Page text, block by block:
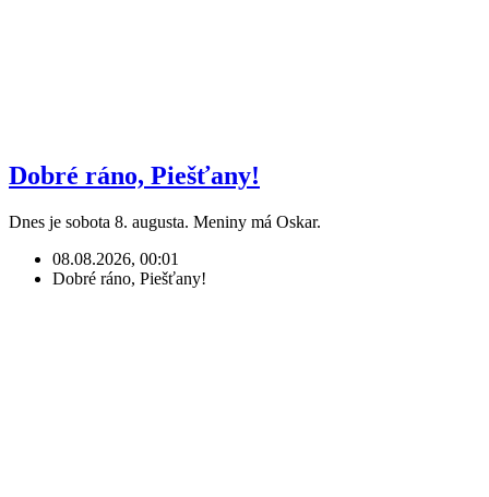
Dobré ráno, Piešťany!
Dnes je sobota 8. augusta. Meniny má Oskar.
08.08.2026, 00:01
Dobré ráno, Piešťany!